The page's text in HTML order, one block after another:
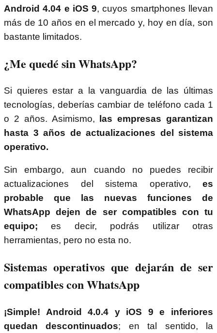
Android 4.04 e iOS 9, cuyos smartphones llevan
más de 10 años en el mercado y, hoy en día, son
bastante limitados.
¿Me quedé sin WhatsApp?
Si quieres estar a la vanguardia de las últimas
tecnologías, deberías cambiar de teléfono cada 1
o 2 años. Asimismo,
las empresas garantizan
hasta 3 años de actualizaciones del sistema
operativo.
Sin embargo, aun cuando no puedes recibir
actualizaciones del sistema operativo, es
probable que las nuevas funciones de
WhatsApp dejen de ser compatibles con tu
equipo; es decir, podrás utilizar otras
herramientas, pero no esta no.
Sistemas operativos que dejarán de ser
compatibles con WhatsApp
¡Simple! Android 4.0.4 y iOS 9 e inferiores
quedan descontinuados; en tal sentido, la